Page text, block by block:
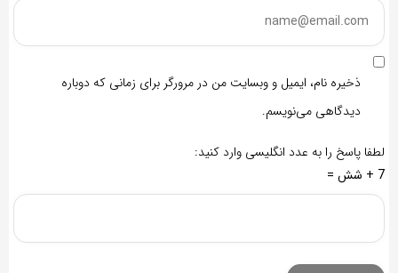
ذخیره نام، ایمیل و وبسایت من در مرورگر برای زمانی که دوباره
دیدگاهی می‌نویسم.
لطفا پاسخ را به عدد انگلیسی وارد کنید:
7 + شش =